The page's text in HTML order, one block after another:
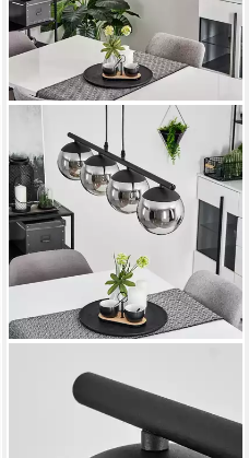
Pendelleuchte 4-flammige
Pendel Leuchte Hänge Lampe
Ess Wohn Schlaf Raum